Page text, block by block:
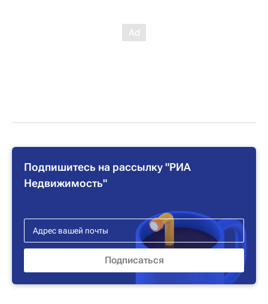
Подпишитесь на рассылку "РИА
Недвижимость"